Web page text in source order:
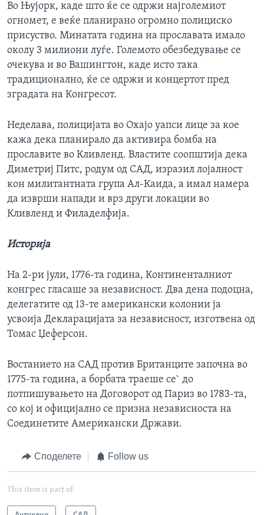
Во Њујорк, каде што ќе се одржи најголемиот
огномет, е веќе планирано огромно полициско
присуство. Минатата година на прославата имало
околу 3 милиони луѓе. Големото обезбедување се
очекува и во Вашингтон, каде исто така
традиционално, ќе се одржи и концертот пред
зградата на Конгресот.
Неделава, полицијата во Охајо уапси лице за кое
кажа дека планирало да активира бомба на
прославите во Кливленд. Властите соопштија дека
Диметриј Питс, родум од САД, изразил лојалност
кон милитантната група Ал-Каида, а имал намера
да изврши напади и врз други локации во
Кливленд и Филаделфија.
Историја
На 2-ри јули, 1776-та година, Континенталниот
конгрес гласаше за независност. Два дена подоцна,
делегатите од 13-те американски колонии ја
усвоија Декларацијата за независност, изготвена од
Томас Џеферсон.
Востанието на САД против Британците започна во
1775-та година, а борбата траеше се` до
потпишувањето на Договорот од Париз во 1783-та,
со кој и официјално се призна независноста на
Соединетите Американски Држави.
Споделете Follow us
This item is part of